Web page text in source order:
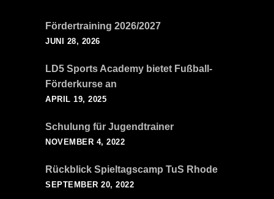
Fördertraining 2026/2027
JUNI 28, 2026
LD5 Sports Academy bietet Fußball-
Förderkurse an
APRIL 19, 2025
Schulung für Jugendtrainer
NOVEMBER 4, 2022
Rückblick Spieltagscamp TuS Rhode
SEPTEMBER 20, 2022